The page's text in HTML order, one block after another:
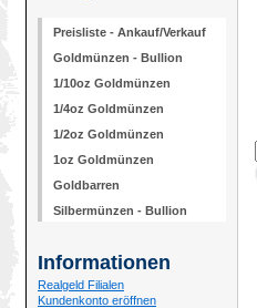
Preisliste - Ankauf/Verkauf
Goldmünzen - Bullion
1/10oz Goldmünzen
1/4oz Goldmünzen
1/2oz Goldmünzen
1oz Goldmünzen
Goldbarren
Silbermünzen - Bullion
Informationen
Realgeld Filialen
Kundenkonto eröffnen